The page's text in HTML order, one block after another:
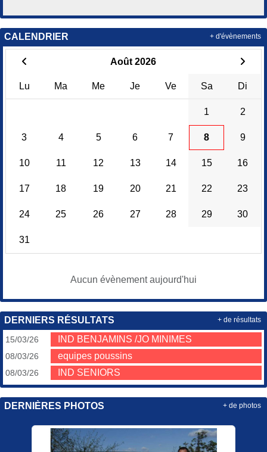
CALENDRIER
Août 2026
Lu Ma Me Je Ve Sa Di
1 2
3 4 5 6 7 8 9
10 11 12 13 14 15 16
17 18 19 20 21 22 23
24 25 26 27 28 29 30
31
Aucun évènement aujourd'hui
+ d'évènements
DERNIERS RÉSULTATS
15/03/26 IND BENJAMINS /JO MINIMES
08/03/26 equipes poussins
08/03/26 IND SENIORS
+ de résultats
DERNIÈRES PHOTOS + de photos